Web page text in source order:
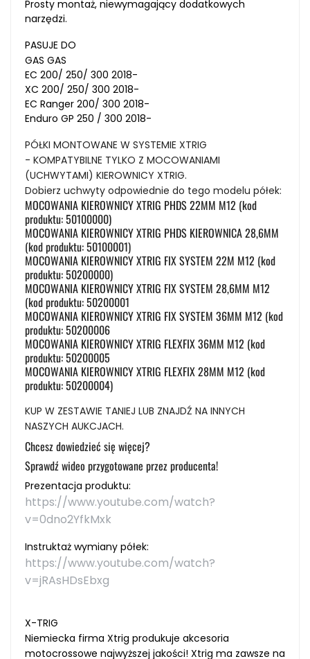
Prosty montaż, niewymagający dodatkowych
narzędzi.
PASUJE DO
GAS GAS
EC 200/ 250/ 300 2018-
XC 200/ 250/ 300 2018-
EC Ranger 200/ 300 2018-
Enduro GP 250 / 300 2018-
PÓŁKI MONTOWANE W SYSTEMIE XTRIG
- KOMPATYBILNE TYLKO Z MOCOWANIAMI
(UCHWYTAMI) KIEROWNICY XTRIG.
Dobierz uchwyty odpowiednie do tego modelu półek:
MOCOWANIA KIEROWNICY XTRIG PHDS 22MM M12 (kod
produktu: 50100000)
MOCOWANIA KIEROWNICY XTRIG PHDS KIEROWNICA 28,6MM
(kod produktu: 50100001)
MOCOWANIA KIEROWNICY XTRIG FIX SYSTEM 22M M12 (kod
produktu: 50200000)
MOCOWANIA KIEROWNICY XTRIG FIX SYSTEM 28,6MM M12
(kod produktu: 50200001
MOCOWANIA KIEROWNICY XTRIG FIX SYSTEM 36MM M12 (kod
produktu: 50200006
MOCOWANIA KIEROWNICY XTRIG FLEXFIX 36MM M12 (kod
produktu: 50200005
MOCOWANIA KIEROWNICY XTRIG FLEXFIX 28MM M12 (kod
produktu: 50200004)
KUP W ZESTAWIE TANIEJ LUB ZNAJDŹ NA INNYCH
NASZYCH AUKCJACH.
Chcesz dowiedzieć się więcej?
Sprawdź wideo przygotowane przez producenta!
Prezentacja produktu:
https://www.youtube.com/watch?
v=0dno2YfkMxk
Instruktaż wymiany półek:
https://www.youtube.com/watch?
v=jRAsHDsEbxg
X-TRIG
Niemiecka firma Xtrig produkuje akcesoria
motocrossowe najwyższej jakości! Xtrig ma zawsze na